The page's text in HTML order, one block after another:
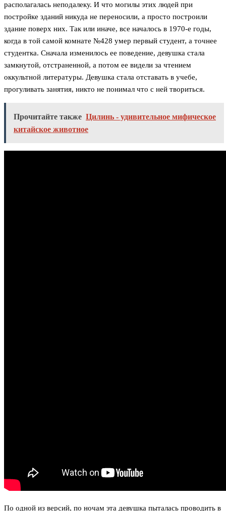
располагалась неподалеку. И что могилы этих людей при
постройке зданий никуда не переносили, а просто построили
здание поверх них. Так или иначе, все началось в 1970-е годы,
когда в той самой комнате №428 умер первый студент, а точнее
студентка. Сначала изменилось ее поведение, девушка стала
замкнутой, отстраненной, а потом ее видели за чтением
оккультной литературы. Девушка стала отставать в учебе,
прогуливать занятия, никто не понимал что с ней твориться.
Прочитайте также Цилинь - удивительное мифическое
китайское животное
По одной из версий, по ночам эта девушка пыталась проводить в